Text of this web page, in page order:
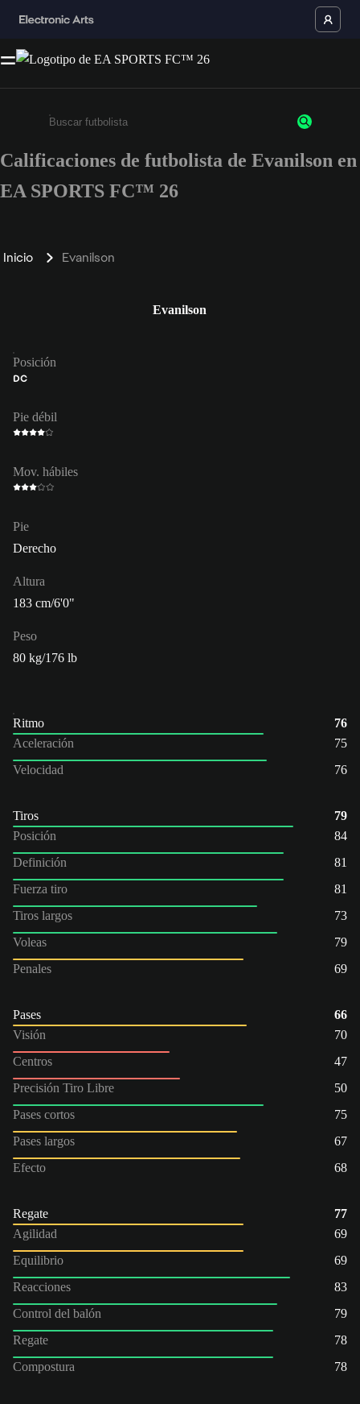
Ingresa un mínimo de 3 caracteres o números
Calificaciones de futbolista de Evanilson en
EA SPORTS FC™ 26
Inicio Evanilson
Evanilson
Posición
DC
Pie débil
Mov. hábiles
Pie
Derecho
Altura
183 cm/6'0"
Peso
80 kg/176 lb
Ritmo
76
Aceleración
75
Velocidad
76
Tiros
79
Posición
84
Definición
81
Fuerza tiro
81
Tiros largos
73
Voleas
79
Penales
69
Pases
66
Visión
70
Centros
47
Precisión Tiro Libre
50
Pases cortos
75
Pases largos
67
Efecto
68
Regate
77
Agilidad
69
Equilibrio
69
Reacciones
83
Control del balón
79
Regate
78
Compostura
78